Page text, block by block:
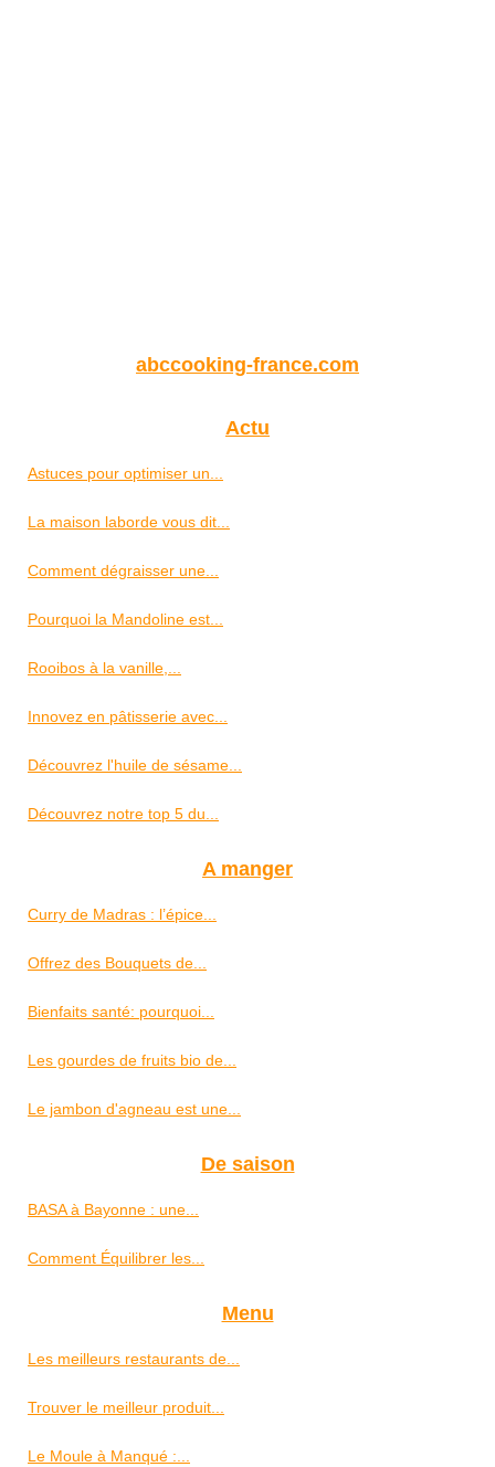
abccooking-france.com
Actu
Astuces pour optimiser un...
La maison laborde vous dit...
Comment dégraisser une...
Pourquoi la Mandoline est...
Rooibos à la vanille,...
Innovez en pâtisserie avec...
Découvrez l'huile de sésame...
Découvrez notre top 5 du...
A manger
Curry de Madras : l’épice...
Offrez des Bouquets de...
Bienfaits santé: pourquoi...
Les gourdes de fruits bio de...
Le jambon d'agneau est une...
De saison
BASA à Bayonne : une...
Comment Équilibrer les...
Menu
Les meilleurs restaurants de...
Trouver le meilleur produit...
Le Moule à Manqué :...